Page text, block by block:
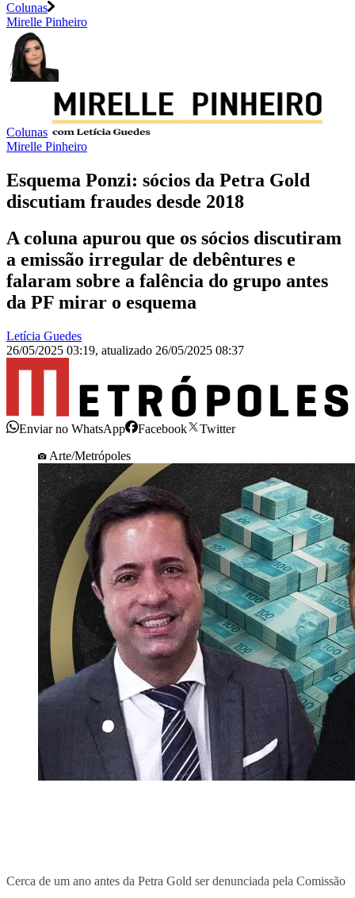
Colunas
Mirelle Pinheiro
Colunas
Mirelle Pinheiro
Esquema Ponzi: sócios da Petra Gold
discutiam fraudes desde 2018
A coluna apurou que os sócios discutiram
a emissão irregular de debêntures e
falaram sobre a falência do grupo antes
da PF mirar o esquema
Letícia Guedes
26/05/2025 03:19, atualizado 26/05/2025 08:37
Enviar no WhatsApp Facebook
Twitter
Arte/Metrópoles
Cerca de um ano antes da Petra Gold ser denunciada pela Comissão